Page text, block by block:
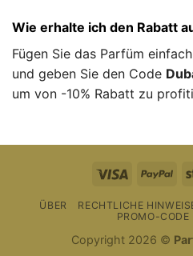
Wie erhalte ich den Rabatt
Fügen Sie das Parfüm
und geben Sie den Code
um von -10% Rabatt zu
Visum
ÜBER RECHTLICHE
PROMO-CODE
Copyright 2026 ©